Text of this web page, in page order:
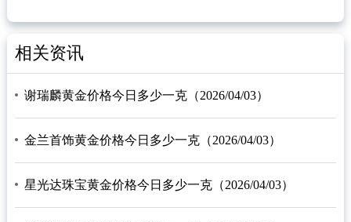
相关资讯
谢瑞麟黄金价格今日多少一克（2026/04/03）
金兰首饰黄金价格今日多少一克（2026/04/03）
星光达珠宝黄金价格今日多少一克（2026/04/03）